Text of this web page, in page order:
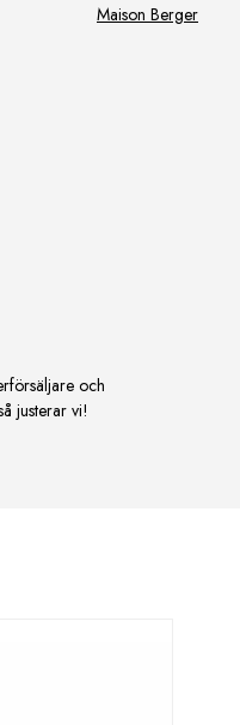
Maison Berger
och
justerar vi!